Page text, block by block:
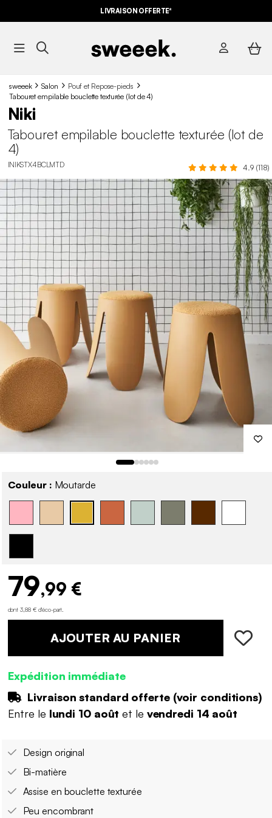
LIVRAISON OFFERTE*
sweeek Salon
Pouf et Repose-pieds
Tabouret empilable bouclette texturée (lot de 4)
Niki
Tabouret empilable bouclette texturée (lot de
4)
INIKSTX4BCLMTD 4.9 (118)
Couleur : Moutarde
79,99 €
dont 3,88 € d'éco-part
AJOUTER AU PANIER
Expédition immédiate
Livraison standard offerte (voir conditions)
Entre le lundi 10 août et le vendredi 14 août
Design original
Bi-matière
Assise en bouclette texturée
Peu encombrant